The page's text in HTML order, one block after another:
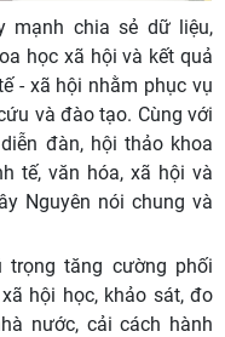
mạnh chia sẻ dữ liệu,
học xã hội và kết quả
- xã hội nhằm phục vụ
và đào tạo. Cùng với
đàn, hội thảo khoa
tế, văn hóa, xã hội và
Nguyên nói chung và
tăng cường phối
hội học, khảo sát, đo
nước, cải cách hành